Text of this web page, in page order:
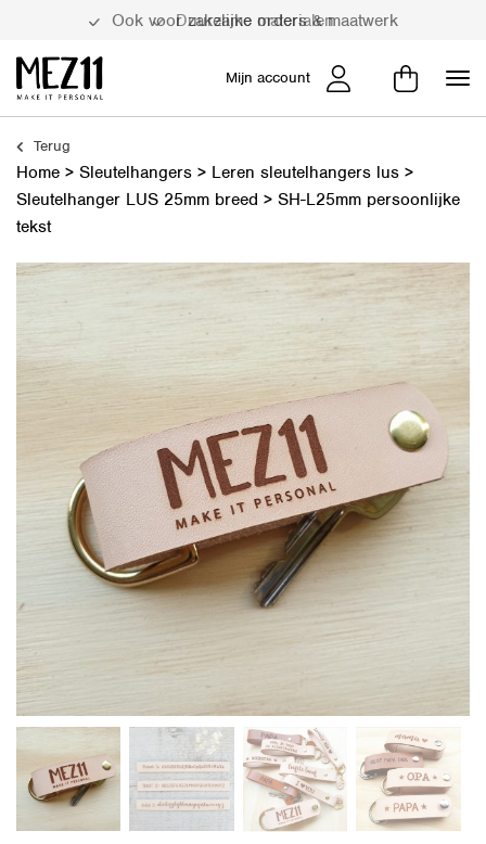
Duurzame materialen
Mijn account
Terug
Home > Sleutelhangers > Leren sleutelhangers lus >
Sleutelhanger LUS 25mm breed > SH-L25mm persoonlijke
tekst